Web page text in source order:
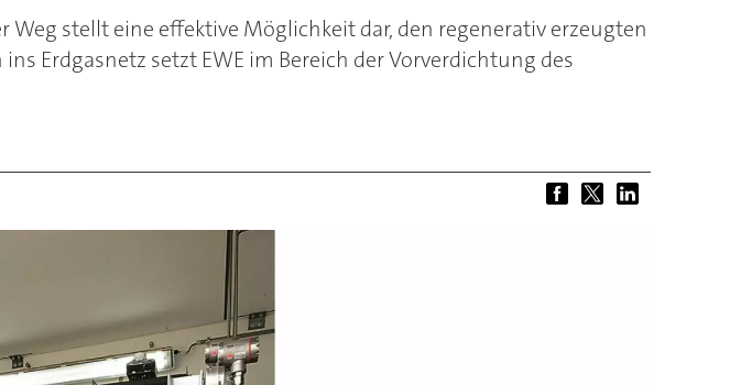
stellt eine effektive Möglichkeit dar, den regenerativ erzeugten
Erdgasnetz setzt EWE im Bereich der Vorverdichtung des